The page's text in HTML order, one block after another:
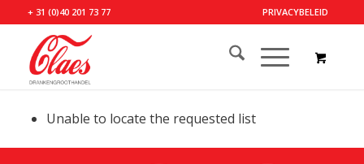
PRIVACYBELEID
+ 31 (0)40 201 73 77
Unable to locate the requested list